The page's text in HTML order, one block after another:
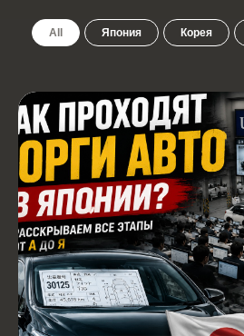
All Япония Корея